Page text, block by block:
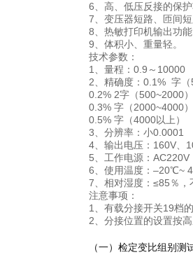
6、高、低压反接的保
7、变压器短路、匝间
8、热敏打印机输出功
9、体积小、重量轻。
技术参数：
1、量程：0.9～10000
2、精确度：0.1% 字
0.2% 2字（500~2000）
0.3% 字（2000~4000）
0.5% 字（4000以上）
3、分辨率：小0.0001
4、输出电压：160V、
5、工作电源：
6、使用温度：–20℃~
7、相对湿度：≤85％，
注意事项：
1、有载分接开关19档
2、分接位置的设置按
（一）检定变比组别